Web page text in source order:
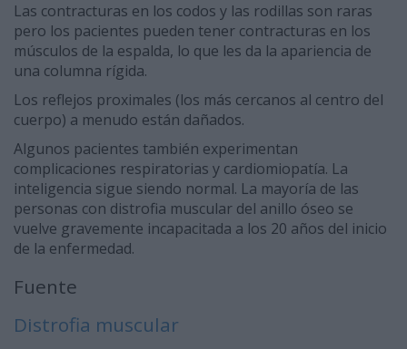
Las contracturas en los codos y las rodillas son raras
pero los pacientes pueden tener contracturas en los
músculos de la espalda, lo que les da la apariencia de
una columna rígida.
Los reflejos proximales (los más cercanos al centro del
cuerpo) a menudo están dañados.
Algunos pacientes también experimentan
complicaciones respiratorias y cardiomiopatía. La
inteligencia sigue siendo normal. La mayoría de las
personas con distrofia muscular del anillo óseo se
vuelve gravemente incapacitada a los 20 años del inicio
de la enfermedad.
Fuente
Distrofia muscular